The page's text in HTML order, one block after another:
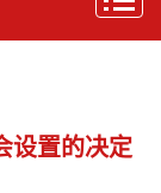
设置的决定